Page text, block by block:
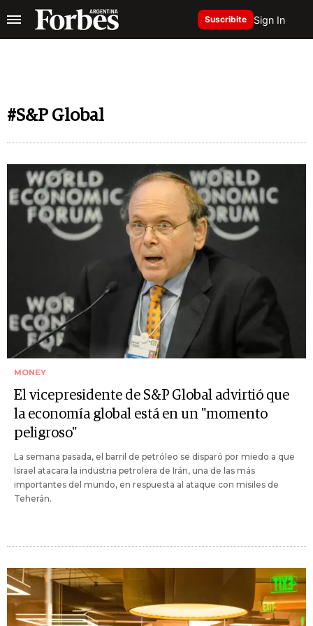
Suscribite Sign In
#S&P Global
MONEY
El vicepresidente de S&P Global advirtió que
la economía global está en un "momento
peligroso"
La semana pasada, el barril de petróleo se disparó por miedo a que
Israel atacara la industria petrolera de Irán, una de las más
importantes del mundo, en respuesta al ataque con misiles de
Teherán.